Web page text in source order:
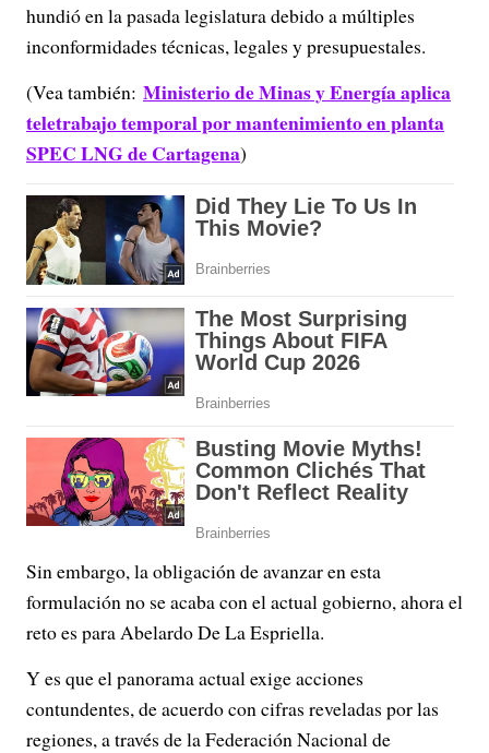
hundió en la pasada legislatura debido a múltiples
inconformidades técnicas, legales y presupuestales.
(Vea también: Ministerio de Minas y Energía aplica
teletrabajo temporal por mantenimiento en planta
SPEC LNG de Cartagena)
Sin embargo, la obligación de avanzar en esta
formulación no se acaba con el actual gobierno, ahora el
reto es para Abelardo De La Espriella.
Y es que el panorama actual exige acciones
contundentes, de acuerdo con cifras reveladas por las
regiones, a través de la Federación Nacional de